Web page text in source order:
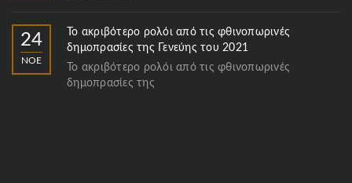
24
ΝΟΈ
Το ακριβότερο ρολόι από τις φθινοπωρινές
δημοπρασίες της Γενεύης του 2021
Το ακριβότερο ρολόι από τις φθινοπωρινές
δημοπρασίες της